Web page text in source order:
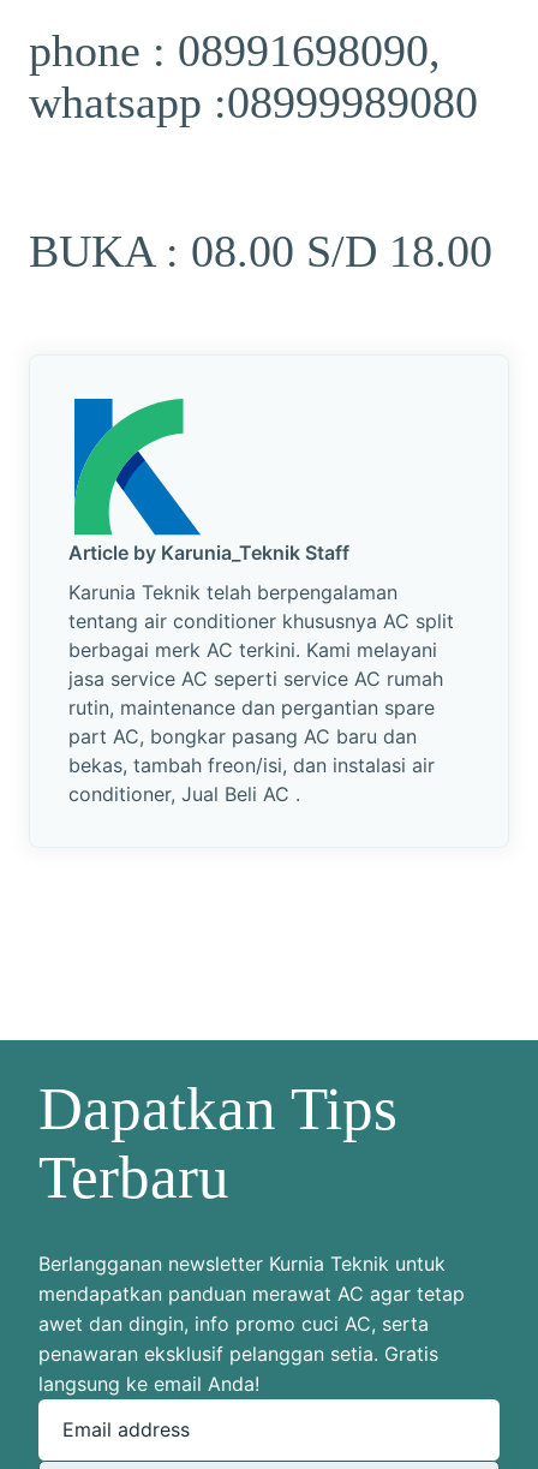
phone : 08991698090,
whatsapp :08999989080
BUKA : 08.00 S/D 18.00
Article by Karunia_Teknik Staff
Karunia Teknik telah berpengalaman
tentang air conditioner khususnya AC split
berbagai merk AC terkini. Kami melayani
jasa service AC seperti service AC rumah
rutin, maintenance dan pergantian spare
part AC, bongkar pasang AC baru dan
bekas, tambah freon/isi, dan instalasi air
conditioner, Jual Beli AC .
Dapatkan Tips
Terbaru
Berlangganan newsletter Kurnia Teknik untuk
mendapatkan panduan merawat AC agar tetap
awet dan dingin, info promo cuci AC, serta
penawaran eksklusif pelanggan setia. Gratis
langsung ke email Anda!
Email address